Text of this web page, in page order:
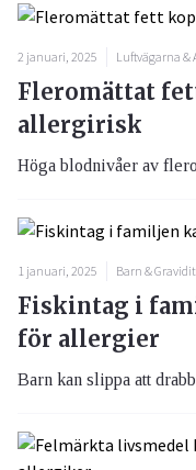
2 januari, 2025 Luftvägarna &
Fleromättat
allergirisk
Höga blodnivåer av
1 januari, 2025 Barn &
Fiskintag i
för allergier
Barn kan slippa att